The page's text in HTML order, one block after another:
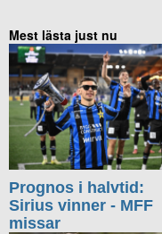
Mest lästa just nu
Prognos i halvtid:
Sirius vinner - MFF
missar